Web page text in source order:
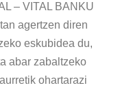
– VITAL BANKU
agertzen diren
eskubidea du,
abar zabaltzeko
ohartarazi